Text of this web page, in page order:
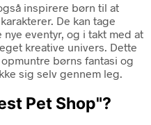
inspirere børn til at
De kan tage
eventyr, og i takt med at
kreative univers. Dette
børns fantasi og
sig selv gennem leg.
Pet Shop"?